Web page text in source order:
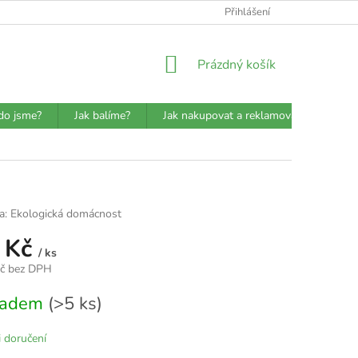
JAK BALÍME?
Přihlášení
NÁKUPNÍ
Prázdný košík
jsme? Jak balíme? Jak nakupovat a reklamovat?
Ekologická domácnost
/ ks
bez DPH
(>5 ks)
doručení